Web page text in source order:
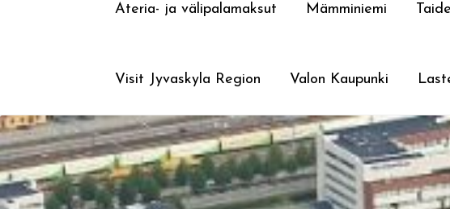
Ateria- ja välipalamaksut Mämminiemi
Visit Jyvaskyla Region Valon Kaupunki